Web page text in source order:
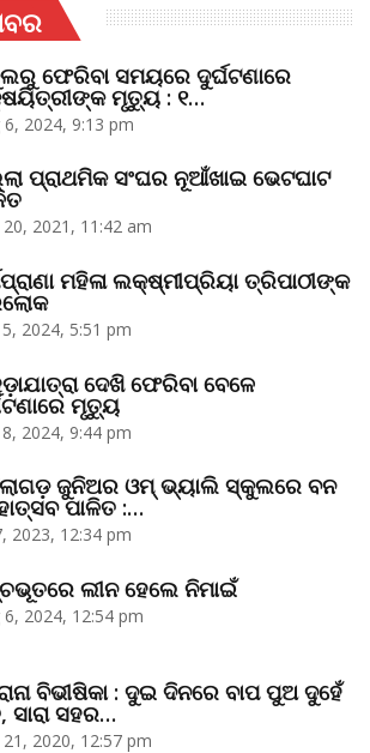
ଫେରିବା ସମୟରେ ଦୁର୍ଘଟଣାରେ
ମୃତ୍ୟୁ : ୧…
6, 2024, 9:13 pm
ପ୍ରାଥମିକ ସଂଘର ନୂଆଁଖାଇ ଭେଟଘାଟ
20, 2021, 11:42 am
ମହିଳା ଲକ୍ଷ୍ମୀପ୍ରିୟା ତ୍ରିପାଠୀଙ୍କ
2024, 5:51 pm
ଦେଖି ଫେରିବା ବେଳେ
ମୃତ୍ୟୁ
2024, 9:44 pm
ଜୁନିଅର ଓମ୍‌ ଭ୍ୟାଲି ସ୍କୁଲରେ ବନ
ପାଳିତ :…
2023, 12:34 pm
ଲୀନ ହେଲେ ନିମାଇଁ
6, 2024, 12:54 pm
ବିଭୀଷିକା : ଦୁଇ ଦିନରେ ବାପ ପୁଅ ଦୁହେଁ
ସାରା ସହର…
21, 2020, 12:57 pm